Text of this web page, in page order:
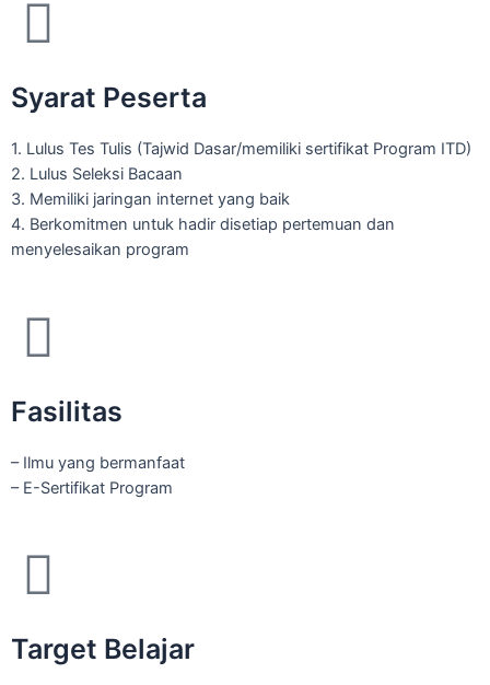
Syarat Peserta
1. Lulus Tes Tulis (Tajwid Dasar/memiliki sertifikat Program ITD)
2. Lulus Seleksi Bacaan
3. Memiliki jaringan internet yang baik
4. Berkomitmen untuk hadir disetiap pertemuan dan
menyelesaikan program
Fasilitas
– Ilmu yang bermanfaat
– E-Sertifikat Program
Target Belajar